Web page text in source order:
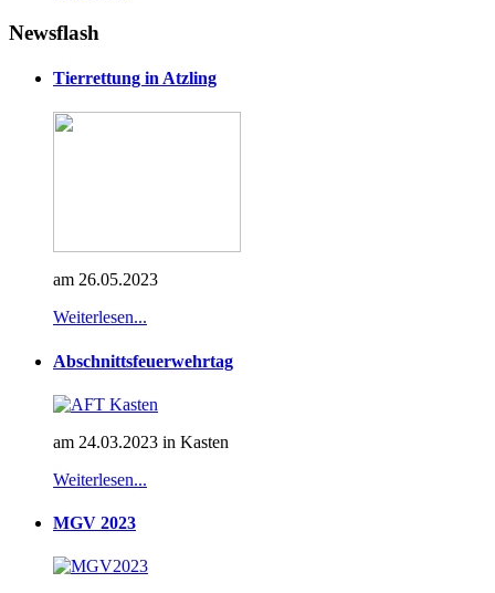
Newsflash
Tierrettung in Atzling
am 26.05.2023
Weiterlesen...
Abschnittsfeuerwehrtag
am 24.03.2023 in Kasten
Weiterlesen...
MGV 2023